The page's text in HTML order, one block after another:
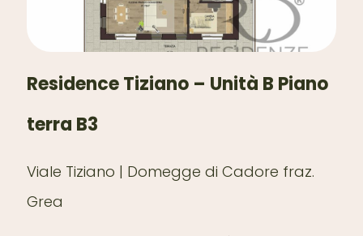
Residence Tiziano – Unità B Piano
terra B3
Viale Tiziano | Domegge di Cadore fraz.
Grea